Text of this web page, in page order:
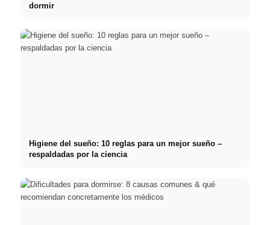
dormir
Higiene del sueño: 10 reglas para un mejor sueño –
respaldadas por la ciencia